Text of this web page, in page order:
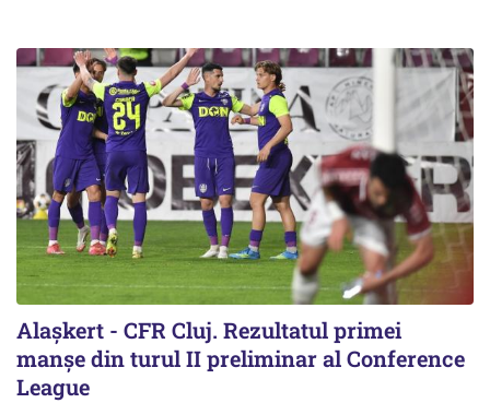
Alaşkert - CFR Cluj. Rezultatul primei
manșe din turul II preliminar al Conference
League